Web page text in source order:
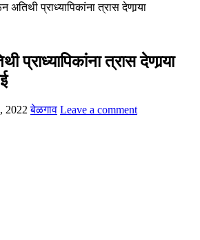
अतिथी प्राध्यापिकांना त्रास देणार्‍या
प्राध्यापिकांना त्रास देणार्‍या
2022 बेळगाव Leave a comment